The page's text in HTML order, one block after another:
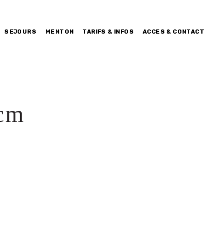
SEJOURS MENTON TARIFS & INFOS ACCES & CONTACT